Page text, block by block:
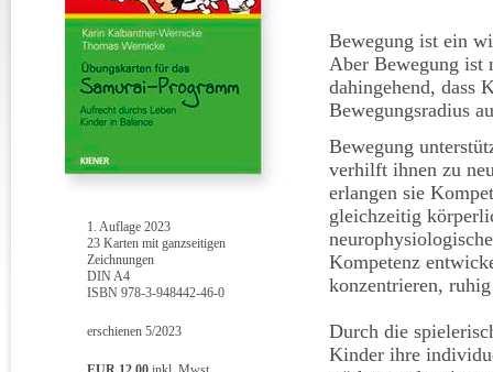
1. Auflage 2023
23 Karten mit ganzseitigen
Zeichnungen
DIN A4
ISBN 978-3-948442-46-0
erschienen 5/2023
Bewegung ist ein
Aber Bewegung ist
dahingehend, dass
Bewegungsradius
Bewegung
verhilft ihnen zu
erlangen sie
gleichzeitig
Kompetenz
konzentrieren,
Durch die
Kinder ihre